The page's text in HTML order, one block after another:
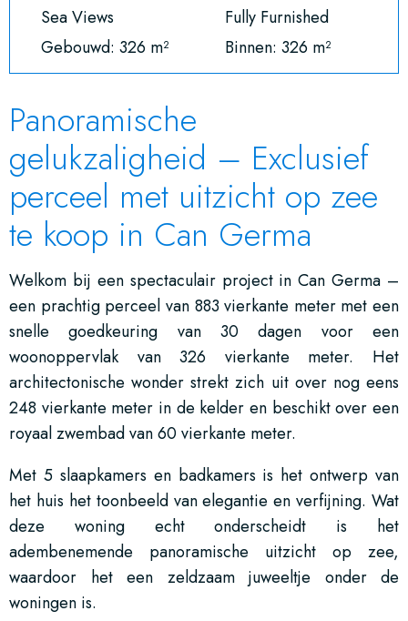
Sea Views
Fully Furnished
Gebouwd: 326 m²
Binnen: 326 m²
Panoramische
gelukzaligheid – Exclusief
perceel met uitzicht op zee
te koop in Can Germa
Welkom bij een spectaculair project in Can Germa –
een prachtig perceel van 883 vierkante meter met een
snelle goedkeuring van 30 dagen voor een
woonoppervlak van 326 vierkante meter. Het
architectonische wonder strekt zich uit over nog eens
248 vierkante meter in de kelder en beschikt over een
royaal zwembad van 60 vierkante meter.
Met 5 slaapkamers en badkamers is het ontwerp van
het huis het toonbeeld van elegantie en verfijning. Wat
deze woning echt onderscheidt is het
adembenemende panoramische uitzicht op zee,
waardoor het een zeldzaam juweeltje onder de
woningen is.